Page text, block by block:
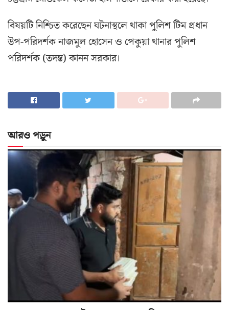
বিষয়টি নিশ্চিত করেছেন ঘটনাস্থলে থাকা পুলিশ টিম প্রধান
উপ-পরিদর্শক নাজমুল হোসেন ও পেকুয়া থানার পুলিশ
পরিদর্শক (তদন্ত) কানন সরকার।
আরও পড়ুন